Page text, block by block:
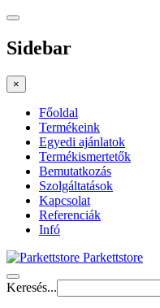
Sidebar
×
Főoldal
Termékeink
Egyedi ajánlatok
Termékismertetők
Bemutatkozás
Szolgáltatások
Kapcsolat
Referenciák
Infó
Parkettstore
Keresés...